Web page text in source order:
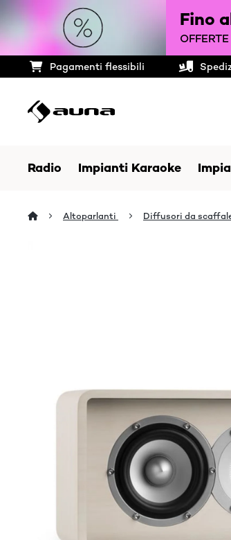
Fino
Pagamenti flessibili
Radio Impianti Karaoke
Altoparlanti Diffusori da